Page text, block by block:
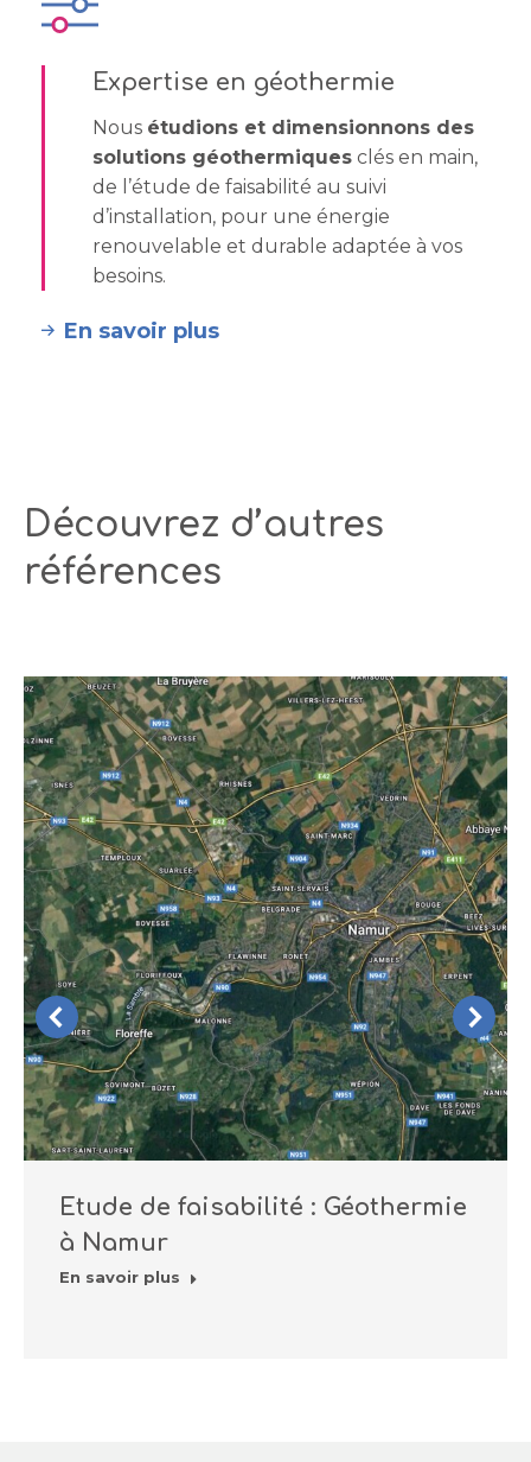
Expertise en géothermie
Nous étudions et dimensionnons des
solutions géothermiques clés en main,
de l’étude de faisabilité au suivi
d’installation, pour une énergie
renouvelable et durable adaptée à vos
besoins.
En savoir plus
Découvrez d’autres
références
Etude de faisabilité : Géothermie
à Namur
En savoir plus